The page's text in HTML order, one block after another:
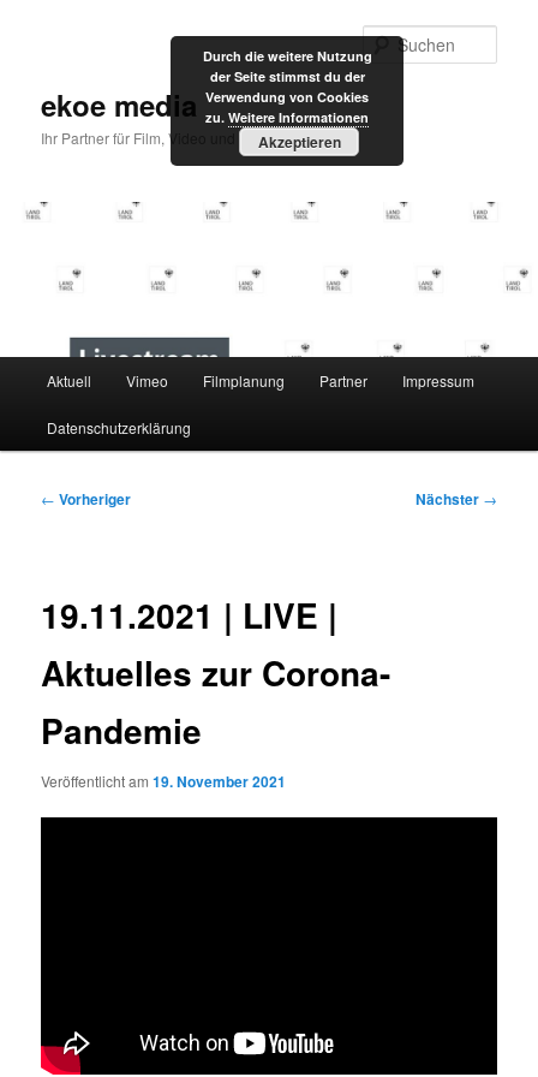
ekoe media
Ihr Partner für Film, Video und Internet
Aktuell Vimeo Filmplanung Partner Impressum
Datenschutzerklärung
Beitragsnavigation
← Vorheriger Nächster →
19.11.2021 | LIVE |
Aktuelles zur Corona-
Pandemie
Veröffentlicht am19. November 2021
Durch die weitere Nutzung
der Seite stimmst du der
Verwendung von Cookies
zu. Weitere Informationen
Akzeptieren